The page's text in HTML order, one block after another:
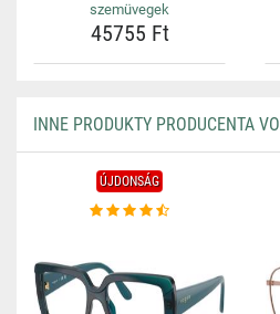
szemüvegek
45755 Ft
INNE PRODUKTY PRODUCENTA
ÚJDONSÁG